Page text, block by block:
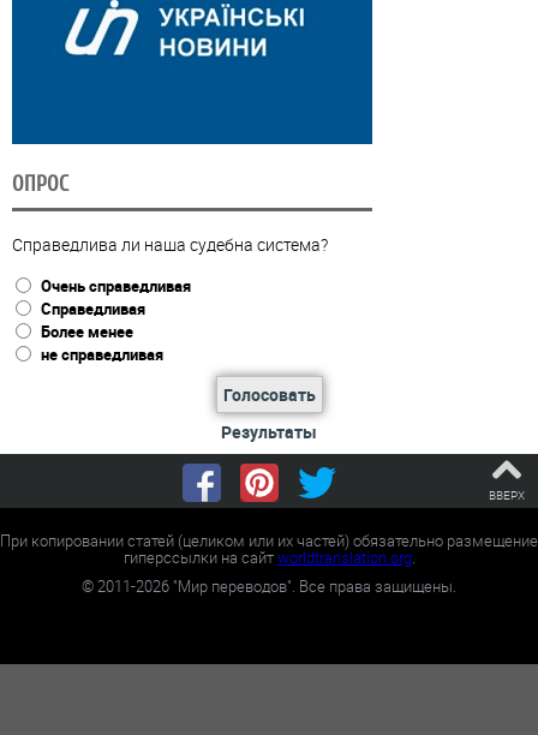
ОПРОС
Справедлива ли наша судебна система?
Очень справедливая
Справедливая
Более менее
не справедливая
Голосовать
Результаты
ВВЕРХ
При копировании статей (целиком или их частей) обязательно размещение
гиперссылки на сайтworldtranslation.org.
©2011-2026 "Мир переводов". Все права защищены.